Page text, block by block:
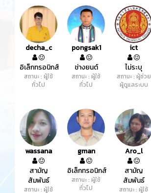
decha_c
อิเล็กทรอนิกส์
สถานะ : ผู้ใช้
ทั่วไป
pongsak1
ช่างยนต์
สถานะ : ผู้ใช้
ทั่วไป
ict
ไม่ระบุ
สถานะ : ผู้ช่วย
ผู้ดูแลระบบ
wassana
สามัญ
สัมพันธ์
สถานะ : ผู้ใช้
gman
อิเล็กทรอนิกส์
สถานะ : ผู้ใช้
ทั่วไป
Aro_l
สามัญ
สัมพันธ์
สถานะ : ผู้ใช้